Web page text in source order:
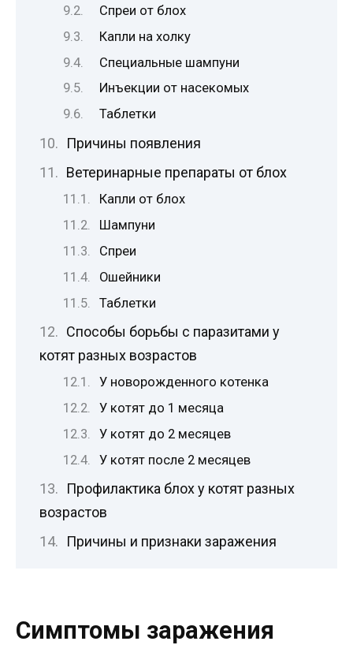
Спреи от блох
Капли на холку
Специальные шампуни
Инъекции от насекомых
Таблетки
Причины появления
Ветеринарные препараты от блох
Капли от блох
Шампуни
Спреи
Ошейники
Таблетки
Способы борьбы с паразитами у
котят разных возрастов
У новорожденного котенка
У котят до 1 месяца
У котят до 2 месяцев
У котят после 2 месяцев
Профилактика блох у котят разных
возрастов
Причины и признаки заражения
Симптомы заражения